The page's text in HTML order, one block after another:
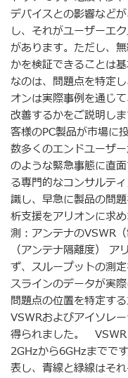
デバイスとの影響など
し、それがユーザーエ
があります。ただし、
かを検証できることは
なのは、問題点を特定
オンは実際事例を通じ
改善するかをご説明し
客様のPC製品が市場に
数多くのエンドユーザ
のような緊急事態に直
る専門的なコンサルテ
識し、早急に製品の問
析支援をアリオンに求
測：アンテナのVSWR
（アンテナ隔離度）
ず、スループットの測
スラインのデータが実
問題点の位置を特定す
VSWRおよびアイソレ
得られました。 VSWR
2GHzから6GHzまでで
表し、青線と緑線はそ